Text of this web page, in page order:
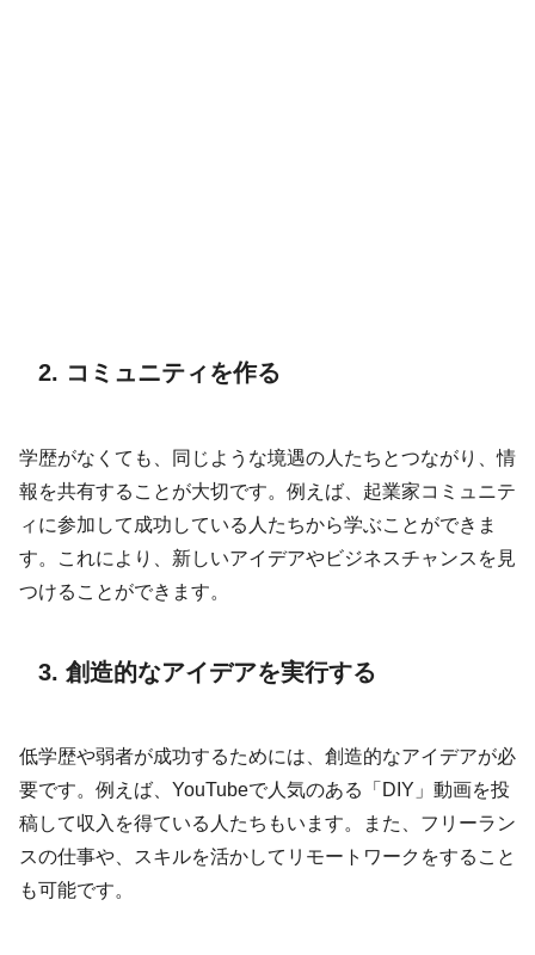
2. コミュニティを作る
学歴がなくても、同じような境遇の人たちとつながり、情
報を共有することが大切です。例えば、起業家コミュニテ
ィに参加して成功している人たちから学ぶことができま
す。これにより、新しいアイデアやビジネスチャンスを見
つけることができます。
3. 創造的なアイデアを実行する
低学歴や弱者が成功するためには、創造的なアイデアが必
要です。例えば、YouTubeで人気のある「DIY」動画を投
稿して収入を得ている人たちもいます。また、フリーラン
スの仕事や、スキルを活かしてリモートワークをすること
も可能です。